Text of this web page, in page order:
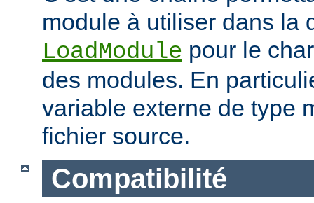
module à utiliser dans la
LoadModule pour le
des modules. En
variable externe de type
fichier source.
Compatibilité